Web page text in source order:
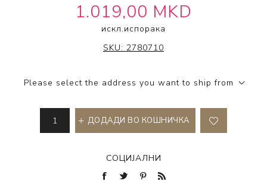
1.019,00 MKD
искл.испорака
IGORA
SKU: 2780710
Please select the address you want to ship from
ДОДАДИ ВО КОШНИЧКА
СОЦИЈАЛНИ